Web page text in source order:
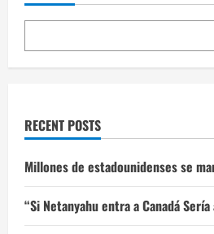
RECENT POSTS
Millones de estadounidenses se
“Si Netanyahu entra a Canadá